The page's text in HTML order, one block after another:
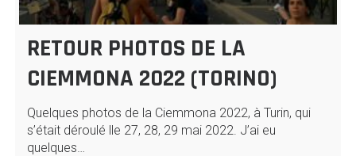
RETOUR PHOTOS DE LA
CIEMMONA 2022 (TORINO)
Quelques photos de la Ciemmona 2022, à Turin, qui
s’était déroulé lle 27, 28, 29 mai 2022. J’ai eu
quelques…